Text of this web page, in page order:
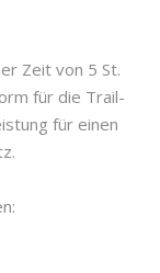
Zeit von 5 St.
für die Trail-
für einen